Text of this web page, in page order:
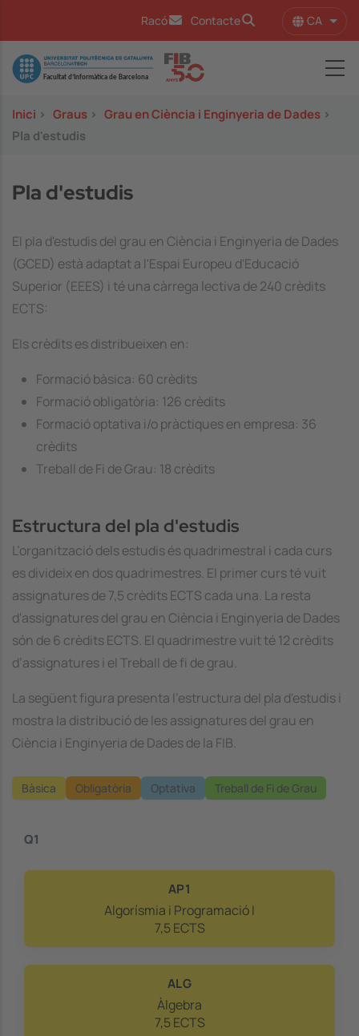
Racó Contacte CA
Image
Inici > Graus > Grau en Ciència i Enginyeria de Dades >
Pla d'estudis
Pla d'estudis
El pla d'estudis del grau en Ciència i Enginyeria de Dades
(GCED) està adaptat a l'Espai Europeu d'Educació
Superior (EEES) i té una càrrega lectiva de 240 crèdits
ECTS:
Els crèdits es distribueixen en:
Formació bàsica: 60 crèdits
Formació obligatòria: 126 crèdits
Formació optativa i/o pràctiques en empresa: 36
crèdits
Treball de Fi de Grau: 18 crèdits
Estructura del pla d'estudis
L’organització dels estudis és quadrimestral i cada curs
es divideix en dos quadrimestres. El primer curs té vuit
assignatures de 7,5 crèdits ECTS cada una. La resta
d'assignatures del grau en Ciència i Enginyeria de Dades
són de 6 crèdits ECTS. El quadrimestre vuit té 12 crèdits
d’assignatures i el Treball de fi de grau.
La següent figura presenta l'estructura del pla d'estudis i
mostra la distribució de les assignatures del grau en
Ciència i Enginyeria de Dades de la FIB.
Bàsica Obligatòria Optativa Treball de Fi de Grau
Q1
AP1
Algorísmia i Programació I
7,5 ECTS
ALG
Àlgebra
7,5 ECTS